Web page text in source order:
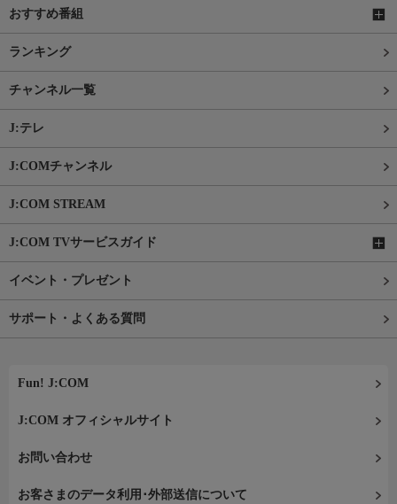
おすすめ番組
ランキング
チャンネル一覧
J:テレ
J:COMチャンネル
J:COM STREAM
J:COM TVサービスガイド
イベント・プレゼント
サポート・よくある質問
Fun! J:COM
J:COM オフィシャルサイト
お問い合わせ
お客さまのデータ利用･外部送信について